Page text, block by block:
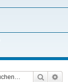
Suche